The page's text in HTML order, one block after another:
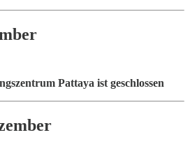
Pattaya ist geschlossen